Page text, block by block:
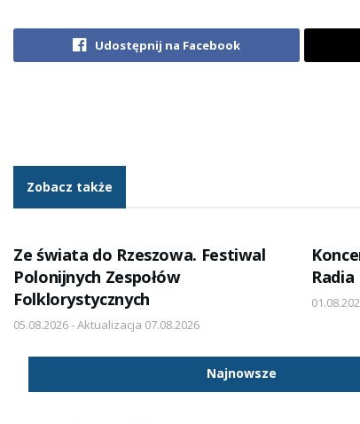
Udostępnij na Facebook
Zobacz także
Ze świata do Rzeszowa. Festiwal
Polonijnych Zespołów
Folklorystycznych
05.08.2026 - Aktualizacja 07.08.2026
Radia
Najnowsze